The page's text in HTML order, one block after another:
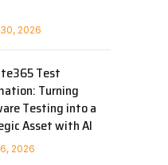
2026
Test
Turning
Testing into a
Asset with AI
2026